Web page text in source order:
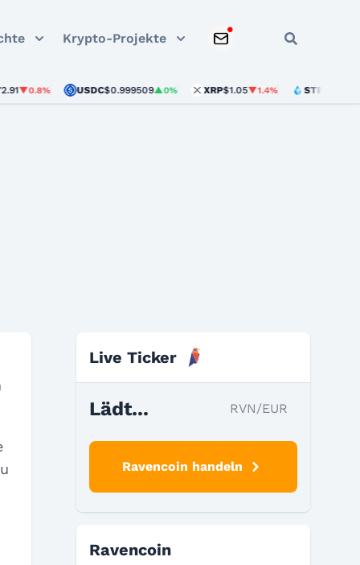
Krypto-Projekte
USDC$0.999509▲0% XRP$1.05▼1.4% STETH$1,893.33
Ravencoin Tokenomics
Live Ticker
Lädt... RVN/EUR
Ravencoin handeln
Ravencoin